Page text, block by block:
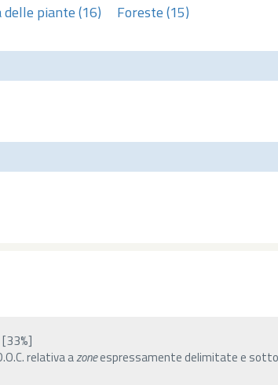
delle piante (16) Foreste (15)
[33%]
relativa azoneespressamente delimitate e sotto